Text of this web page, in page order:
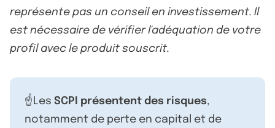
représente pas un conseil en investissement. Il
est nécessaire de vérifier l'adéquation de votre
profil avec le produit souscrit.
☝️Les SCPI présentent des risques,
notamment de perte en capital et de